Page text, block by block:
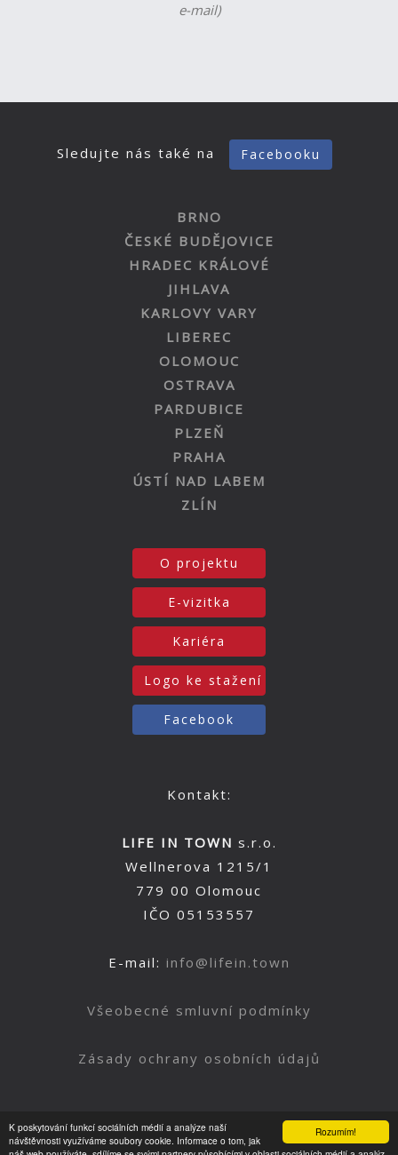
Rozumím!
K poskytování funkcí sociálních médií a analýze naší
návštěvnosti využíváme soubory cookie. Informace o tom, jak
e-mail)
Sledujte nás také na Facebooku
BRNO
ČESKÉ BUDĚJOVICE
HRADEC KRÁLOVÉ
JIHLAVA
KARLOVY VARY
LIBEREC
OLOMOUC
OSTRAVA
PARDUBICE
PLZEŇ
PRAHA
ÚSTÍ NAD LABEM
ZLÍN
O projektu
E-vizitka
Kariéra
Logo ke stažení
Facebook
Kontakt:
LIFE IN TOWN s.r.o.
Wellnerova 1215/1
779 00 Olomouc
IČO 05153557
E-mail: info@lifein.town
Všeobecné smluvní podmínky
Zásady ochrany osobních údajů
Nahoru